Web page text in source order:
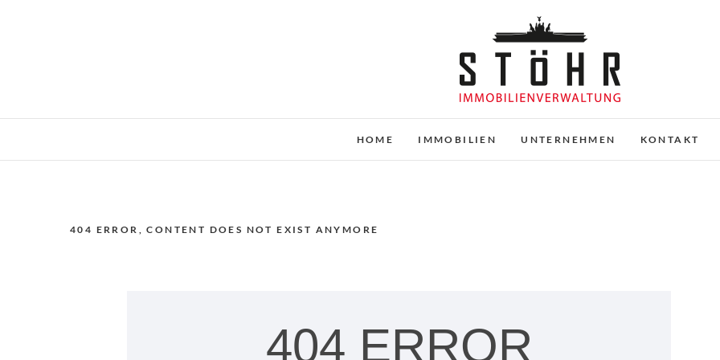
Stöhr
HOME IMMOBILIEN UNTERNEHMEN KONTAKT
404 ERROR, CONTENT DOES NOT EXIST ANYMORE
404 ERROR